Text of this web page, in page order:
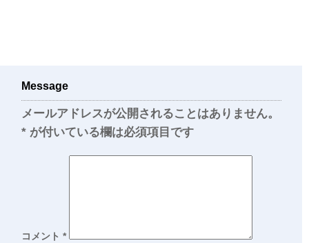
Message
メールアドレスが公開されることはありません。
* が付いている欄は必須項目です
コメント *